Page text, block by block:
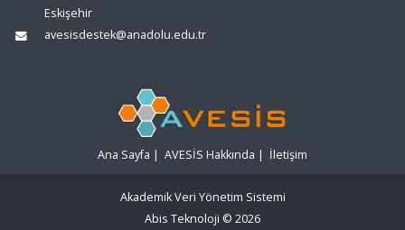
Eskişehir
avesisdestek@anadolu.edu.tr
Ana Sayfa | AVESİS Hakkında | İletişim
Akademik Veri Yönetim Sistemi
Abis Teknoloji © 2026